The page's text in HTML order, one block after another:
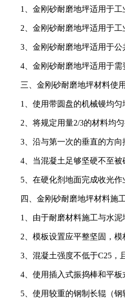
1、金刚砂耐磨地坪适用于工
2、金刚砂耐磨地坪适用于工
3、金刚砂耐磨地坪适用于公共
4、金刚砂耐磨地坪适用于需
三、金刚砂耐磨地坪材料使用
1、使用带圆盘的机械镘均匀
2、将规定用量2/3的材料均匀
3、沿与第一次的垂直的方向播
4、当混凝土足够坚硬不至被破
5、在硬化剂地面完成收光作业
四、金刚砂耐磨地坪材料施
1、由于耐磨材料施工与水泥
2、模板设置应平整坚固，模
3、混凝土强度不低于C25
4、使用插入式振捣棒和平板
5、使用较重的钢制长辊（钢辊